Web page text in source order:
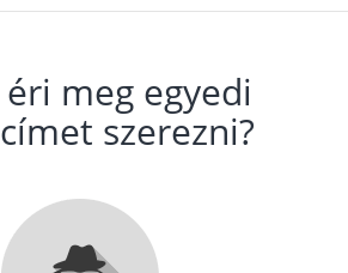
meg egyedi
szerezni?